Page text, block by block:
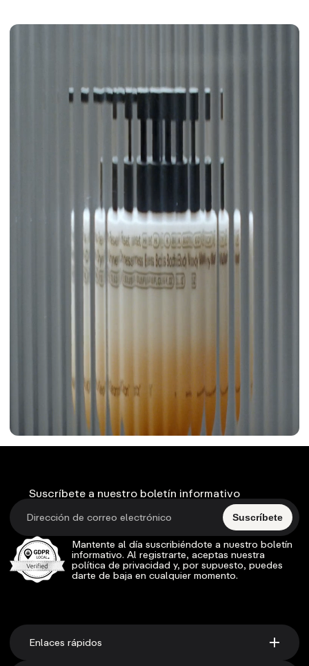
Suscríbete a nuestro boletín informativo
Suscríbete
Mantente al día suscribiéndote a nuestro boletín
informativo. Al registrarte, aceptas nuestra
política de privacidad y, por supuesto, puedes
darte de baja en cualquier momento.
Enlaces rápidos